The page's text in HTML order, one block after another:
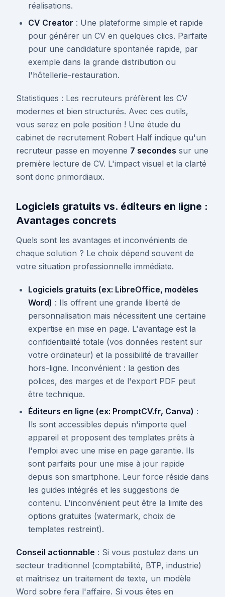
réalisations.
CV Creator : Une plateforme simple et rapide
pour générer un CV en quelques clics. Parfaite
pour une candidature spontanée rapide, par
exemple dans la grande distribution ou
l'hôtellerie-restauration.
Statistiques : Les recruteurs préfèrent les CV
modernes et bien structurés. Avec ces outils,
vous serez en pole position ! Une étude du
cabinet de recrutement Robert Half indique qu'un
recruteur passe en moyenne 7 secondes sur une
première lecture de CV. L'impact visuel et la clarté
sont donc primordiaux.
Logiciels gratuits vs. éditeurs en ligne :
Avantages concrets
Quels sont les avantages et inconvénients de
chaque solution ? Le choix dépend souvent de
votre situation professionnelle immédiate.
Logiciels gratuits (ex: LibreOffice, modèles
Word) : Ils offrent une grande liberté de
personnalisation mais nécessitent une certaine
expertise en mise en page. L'avantage est la
confidentialité totale (vos données restent sur
votre ordinateur) et la possibilité de travailler
hors-ligne. Inconvénient : la gestion des
polices, des marges et de l'export PDF peut
être technique.
Éditeurs en ligne (ex: PromptCV.fr, Canva) :
Ils sont accessibles depuis n'importe quel
appareil et proposent des templates prêts à
l'emploi avec une mise en page garantie. Ils
sont parfaits pour une mise à jour rapide
depuis son smartphone. Leur force réside dans
les guides intégrés et les suggestions de
contenu. L'inconvénient peut être la limite des
options gratuites (watermark, choix de
templates restreint).
Conseil actionnable : Si vous postulez dans un
secteur traditionnel (comptabilité, BTP, industrie)
et maîtrisez un traitement de texte, un modèle
Word sobre fera l'affaire. Si vous êtes en